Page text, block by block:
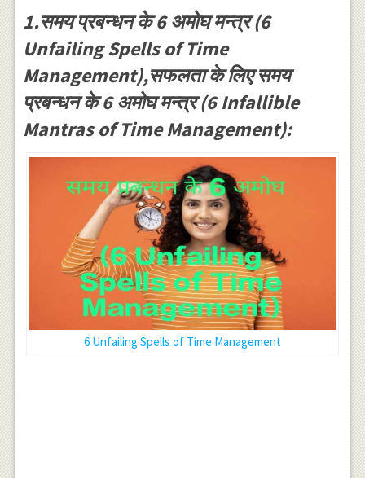
1.समय प्रबन्धन के 6 अमोघ मन्त्र (6
Unfailing Spells of Time
Management),सफलता के लिए समय
प्रबन्धन के 6 अमोघ मन्त्र (6 Infallible
Mantras of Time Management):
6 Unfailing Spells of Time Management